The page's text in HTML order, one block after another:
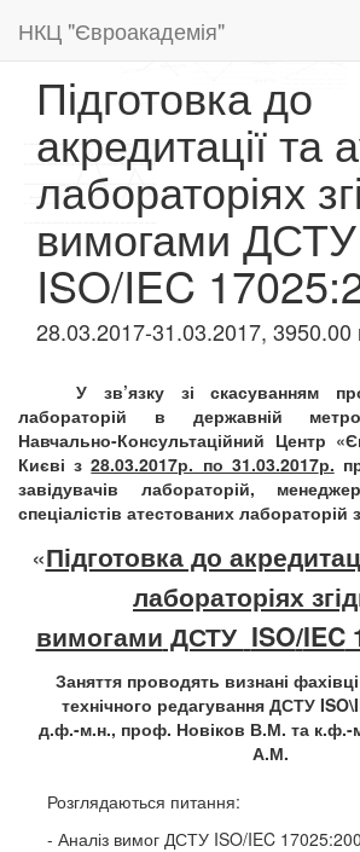
НКЦ "Євроакадемія"
Підготовка до
акредитації та
лабораторіях
вимогами ДСТУ
ISO/IEC
28.03.2017-31.03.2017, 3950.00
У зв’язку зі скасуванням
лабораторій в державній
Навчально-Консультаційний Центр
Києві з28.03.2017р. по 31.03.2017р.
завідувачів лабораторій,
спеціалістів атестованих
«Підготовка до
лабораторіях
вимогами ДСТУ ISO/IEC
Заняття проводять визнані
технічного редагування ДСТУ ISO\
д.ф.-м.н., проф. Новіков В.М. та
А.М.
Розглядаються питання:
- Аналіз вимог ДСТУ ISO/IEC